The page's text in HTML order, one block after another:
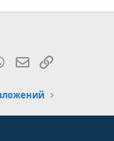
WhatsAppЭлектронная
Ссылка